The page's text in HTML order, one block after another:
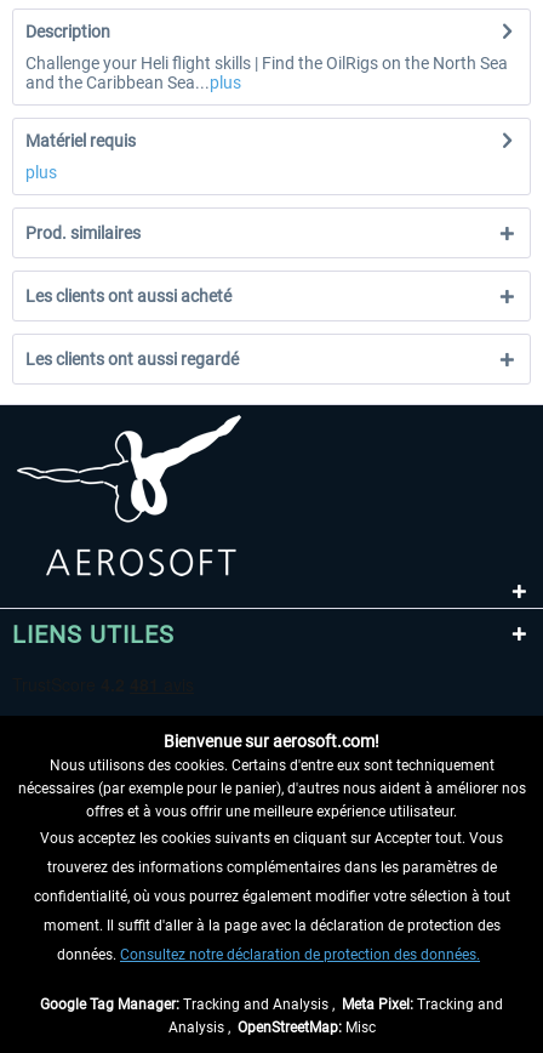
Description
Challenge your Heli flight skills | Find the OilRigs on the North Sea
and the Caribbean Sea...plus
Matériel requis
plus
Prod. similaires
Les clients ont aussi acheté
Les clients ont aussi regardé
LIENS UTILES
RENONCER AU CONTRAT ICI
INFORMATIONS
NE MANQUEZ PAS LES DERNIÈRES
Bienvenue sur aerosoft.com!
Nous utilisons des cookies. Certains d'entre eux sont techniquement
nécessaires (par exemple pour le panier), d'autres nous aident à améliorer nos
offres et à vous offrir une meilleure expérience utilisateur.
Vous acceptez les cookies suivants en cliquant sur Accepter tout. Vous
trouverez des informations complémentaires dans les paramètres de
confidentialité, où vous pourrez également modifier votre sélection à tout
moment. Il suffit d'aller à la page avec la déclaration de protection des
données. Consultez notre déclaration de protection des données.
Google Tag Manager: Tracking and Analysis , Meta Pixel: Tracking and
Analysis , OpenStreetMap:Misc